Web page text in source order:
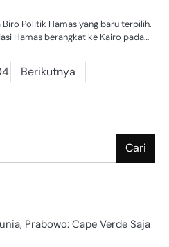
Politik Hamas yang baru terpilih.
Hamas berangkat ke Kairo pada…
Berikutnya
Cari
Prabowo: Cape Verde Saja